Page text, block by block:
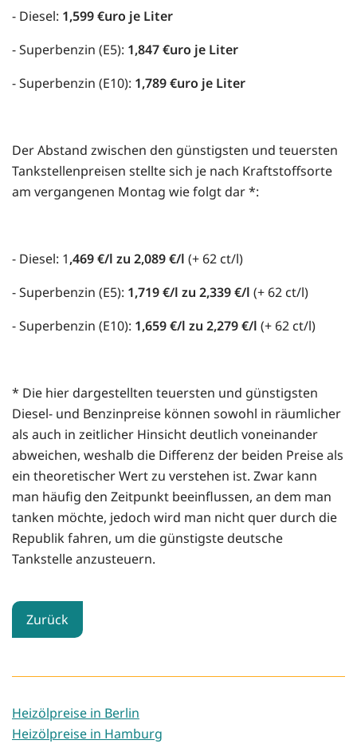
- Diesel: 1,599 €uro je Liter
- Superbenzin (E5): 1,847 €uro je Liter
- Superbenzin (E10): 1,789 €uro je Liter
Der Abstand zwischen den günstigsten und teuersten
Tankstellenpreisen stellte sich je nach Kraftstoffsorte
am vergangenen Montag wie folgt dar *:
- Diesel: 1,469 €/l zu 2,089 €/l (+ 62 ct/l)
- Superbenzin (E5): 1,719 €/l zu 2,339 €/l (+ 62 ct/l)
- Superbenzin (E10): 1,659 €/l zu 2,279 €/l (+ 62 ct/l)
* Die hier dargestellten teuersten und günstigsten
Diesel- und Benzinpreise können sowohl in räumlicher
als auch in zeitlicher Hinsicht deutlich voneinander
abweichen, weshalb die Differenz der beiden Preise als
ein theoretischer Wert zu verstehen ist. Zwar kann
man häufig den Zeitpunkt beeinflussen, an dem man
tanken möchte, jedoch wird man nicht quer durch die
Republik fahren, um die günstigste deutsche
Tankstelle anzusteuern.
Zurück
Heizölpreise in Berlin
Heizölpreise in Hamburg